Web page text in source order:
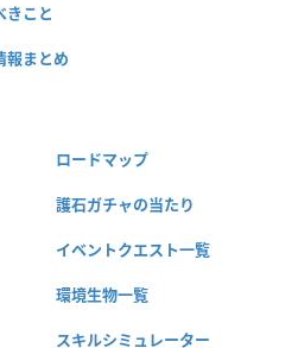
きこと
報まとめ
ロードマップ
護石ガチャの当たり
イベントクエスト一覧
環境生物一覧
スキルシミュレーター